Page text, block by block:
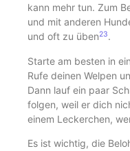
kann mehr tun. Zum
und mit anderen
und oft zu üben23.
Starte am besten in
Rufe deinen Welpen
Dann lauf ein paar
folgen, weil er dich
einem Leckerchen,
Es ist wichtig, die